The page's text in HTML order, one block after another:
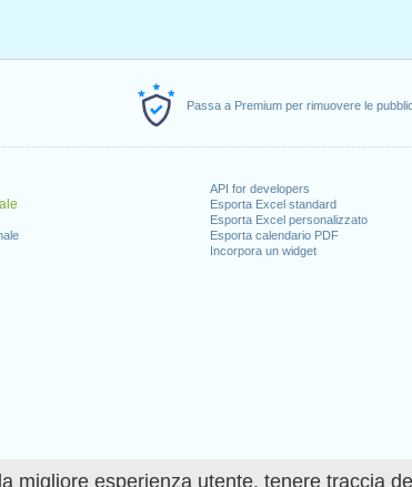
migliore esperienza utente, tenere traccia
Passa a Premium per rimuovere le
API for developers
Esporta Excel standard
Esporta Excel personalizzato
Esporta calendario PDF
Incorpora un widget